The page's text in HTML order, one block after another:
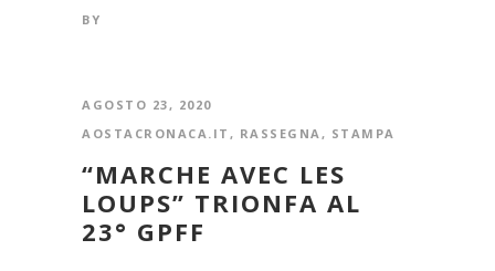
BY
AGOSTO 23, 2020
AOSTACRONACA.IT , RASSEGNA , STAMPA
“MARCHE AVEC LES
LOUPS” TRIONFA AL
23° GPFF